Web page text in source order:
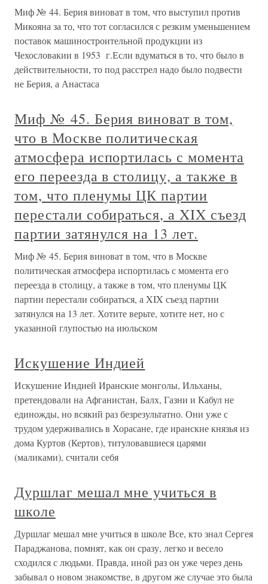
Миф № 44. Берия виноват в том, что выступил против
Микояна за то, что тот согласился с резким уменьшением
поставок машиностроительной продукции из
Чехословакии в 1953 г.Если вдуматься в то, что было в
действительности, то под расстрел надо было подвести
не Берия, а Анастаса
Миф № 45. Берия виноват в том,
что в Москве политическая
атмосфера испортилась с момента
его переезда в столицу, а также в
том, что пленумы ЦК партии
перестали собираться, а XIX съезд
партии затянулся на 13 лет.
Миф № 45. Берия виноват в том, что в Москве
политическая атмосфера испортилась с момента его
переезда в столицу, а также в том, что пленумы ЦК
партии перестали собираться, а XIX съезд партии
затянулся на 13 лет. Хотите верьте, хотите нет, но с
указанной глупостью на июльском
Искушение Индией
Искушение Индией Иранские монголы, Ильханы,
претендовали на Афганистан, Балх, Газни и Кабул не
единожды, но всякий раз безрезультатно. Они уже с
трудом удерживались в Хорасане, где иранские князья из
дома Куртов (Кертов), титуловавшиеся царями
(маликами), считали себя
Дуршлаг мешал мне учиться в
школе
Дуршлаг мешал мне учиться в школе Все, кто знал Сергея
Параджанова, помнят, как он сразу, легко и весело
сходился с людьми. Правда, иной раз он уже через день
забывал о новом знакомстве, в другом же случае это была